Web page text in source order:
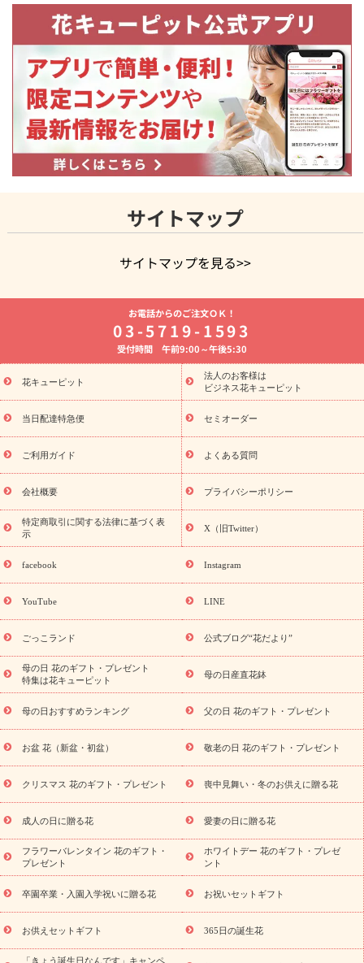
サイトマップ
サイトマップを見る>>
よく贈られる花
お祝いの花特集
誕生日フラワーギフト特集
8月の誕生花(トルコキキョウ)
開店・開業祝い
お供え・お悔やみ お供え・お悔やみの花
通夜・葬儀に贈る花 胡蝶蘭・花鉢
ーブドフラワー
季節のイベント
ひまわり ギフト・プレゼント
特集
お盆 花（新盆・初盆） 季節のイベント
お盆 花（新
盆・初盆）
お盆 花（新盆・初盆）
お盆・お供え 花とセットギ
フト
お盆・お供え プリザーブドフラワー
ひまわり ギフト・プ
レゼント特集
夏の花贈り・お中元・暑中見舞い 花のギフト特集
敬老の日におくる花ギフト・プレゼント特集
花ギフト・プレゼント特集
敬老の日 花のおすすめランキング
敬
老の日 花鉢植えのギフト・プレゼント特集
敬老の日 花とセットギ
フト・プレゼント特集
敬老の日の花 全てのギフト一覧
キャン
ペーン
映画『ウォーターガーディアンズ』コラボキャンペーン
「きょう誕生日なんです」キャンペーン
誕生日の花を探す
誕生日フラワーギフト 誕生日フラワーギフト特集
9月の誕生花(リンドウ)
ら探す
お祝いの花特集 当日配達特急便 お祝い商品一覧
念日
結婚祝い 出産祝い 退院祝い・快気祝い
寿祝い
プチギフト ペットのお祝いフラワー
供え・お悔やみ商品一覧
お供え・お悔やみの花
四十九日法要以
降に贈る花
通夜・葬儀に贈る花
お供え お花とセットギフト
お供え プリザーブドフラワー
ペットのお供えフラワー
お盆（新
盆・初盆）
その他 お祝い返し お見舞い
お取り寄せギフト
ビジネス用
ご自宅用 観葉植物 ミディ胡蝶蘭
プリザーブ
ドフラワー
スタイルから探す アレンジメント 花束
スタ
ンド花
お祝い お供え・お悔やみ 胡蝶蘭 胡蝶蘭・花鉢
ディ胡蝶蘭・お祝い
ミディ胡蝶蘭・お供え
世界初の青色胡蝶蘭
観葉植物
観葉植物 産直多肉植物
プリザーブドフラワー
お祝い
お供え・お悔やみ 花とセットギフト
セミオーダー
プチギフト（hanamore -ハナモア-）
花とみどりのeギフト
キューピットのeGfit
カラー ピンク イエローオレンジ
レッ
ド
お花の種類 トルコキキョウ
お祝い お祝い・3000円～ お祝い・4000円～
お祝い・
お電話からのご注文ＯＫ！
03-5719-1593
受付時間 午前9:00～午後5:30
花キューピット
法人のお客様は
ビジネス花キューピット
当日配達特急便 セミオーダー
ご利用ガイド よくある質問
会社概要 プライバシーポリシー
特定商取引に関する法律に基づく表
示
X（旧Twitter）
facebook Instagram
YouTube LINE
ごっこランド 公式ブログ“花だより”
母の日 花のギフト・プレゼント
特集は花キューピット
母の日産直花鉢
母の日おすすめランキング 父の日 花のギフト・プレゼント
お盆 花（新盆・初盆） 敬老の日 花のギフト・プレゼント
クリスマス 花のギフト・プレゼント 喪中見舞い・冬のお供えに贈る花
成人の日に贈る花 愛妻の日に贈る花
フラワーバレンタイン 花のギフト・
プレゼント
ホワイトデー 花のギフト・プレゼ
ント
卒園卒業・入園入学祝いに贈る花 お祝いセットギフト
お供えセットギフト 365日の誕生花
「きょう誕生日なんです」キャンペ